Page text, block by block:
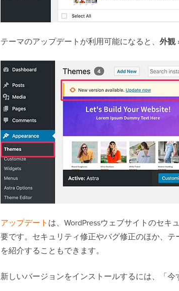
テーマのアップデートが利用可能になると、 外観
アップデート は、WordPressウェブサイトのセキ
要です。セキュリティ修正やバグ修正のほか、
を紹介することもできます。
新しいバージョンをインストールするには、「今